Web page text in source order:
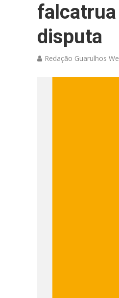
falcatrua
disputa
Redação Guarulhos